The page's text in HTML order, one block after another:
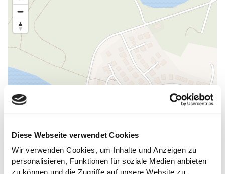
Diese Webseite verwendet Cookies
Wir verwenden Cookies, um Inhalte und Anzeigen zu
personalisieren, Funktionen für soziale Medien anbieten
zu können und die Zugriffe auf unsere Website zu